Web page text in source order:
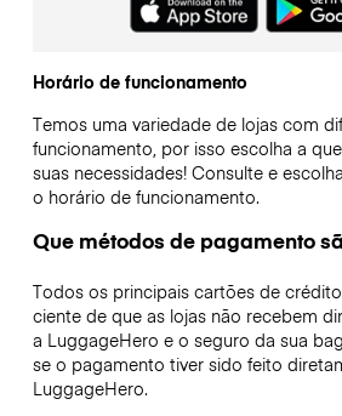
Horário de funcionamento
Temos uma variedade de lojas com
funcionamento, por isso escolha a
suas necessidades! Consulte e
o horário de funcionamento.
Que métodos de pagamento
Todos os principais cartões de
ciente de que as lojas não recebem
a LuggageHero e o seguro da sua
se o pagamento tiver sido feito
LuggageHero.